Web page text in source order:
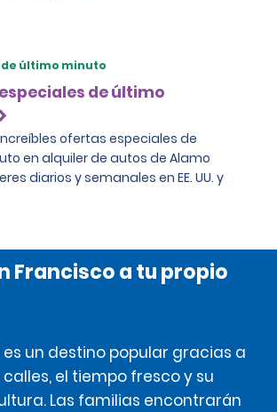
último minuto
de último
ofertas especiales de
en alquiler de autos de Alamo
diarios y semanales en EE. UU. y
Francisco a tu propio
es un destino popular gracias a
el tiempo fresco y su
Las familias encontrarán